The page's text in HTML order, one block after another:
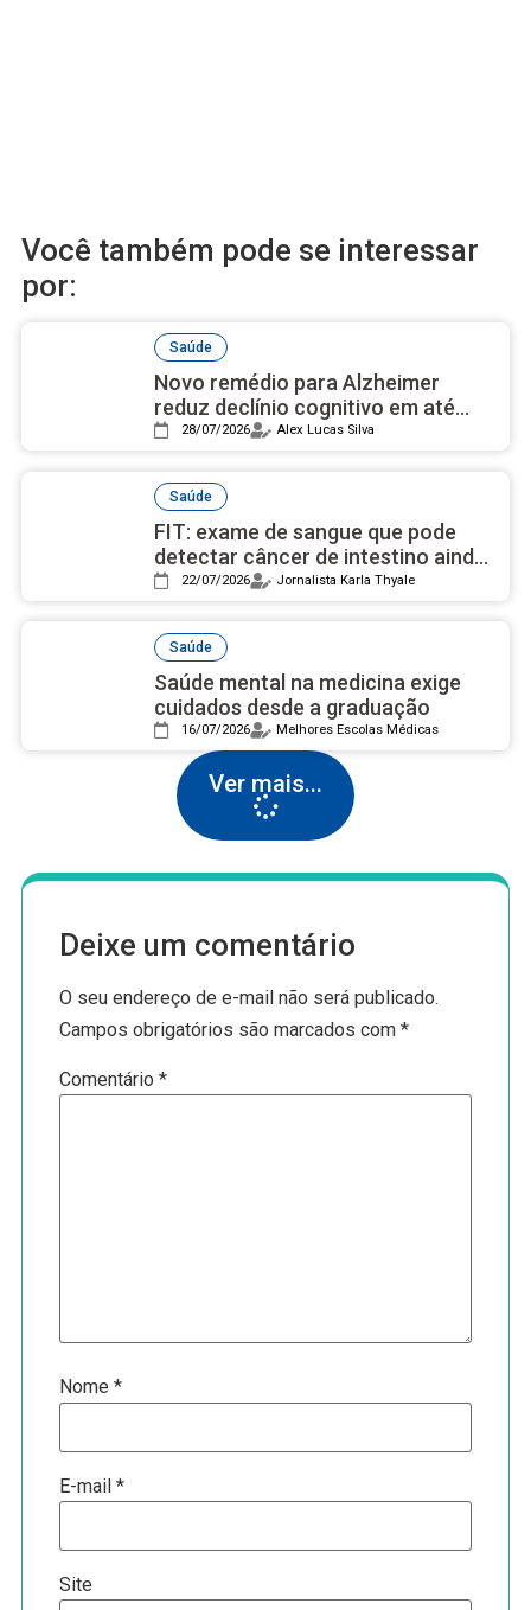
Você também pode se interessar
por:
Saúde
Novo remédio para Alzheimer
reduz declínio cognitivo em até
50% e avança nos estudos
28/07/2026 Alex Lucas Silva
Saúde
FIT: exame de sangue que pode
detectar câncer de intestino ainda
é desconhecido pela maioria
22/07/2026 Jornalista Karla Thyale
Saúde
Saúde mental na medicina exige
cuidados desde a graduação
16/07/2026 Melhores Escolas Médicas
Ver mais...
Deixe um comentário
O seu endereço de e-mail não será publicado.
Campos obrigatórios são marcados com*
Comentário*
Nome*
E-mail*
Site